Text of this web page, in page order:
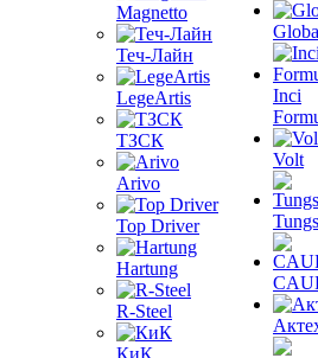
Magnetto
Теч-Лайн
LegeArtis
ТЗСК
Arivo
Top Driver
Hartung
R-Steel
КиК
Inci
Volt